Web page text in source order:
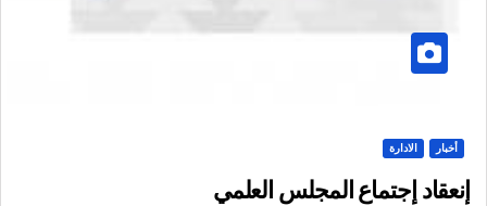
أخبار الادارة
إنعقاد إجتماع المجلس العلمي